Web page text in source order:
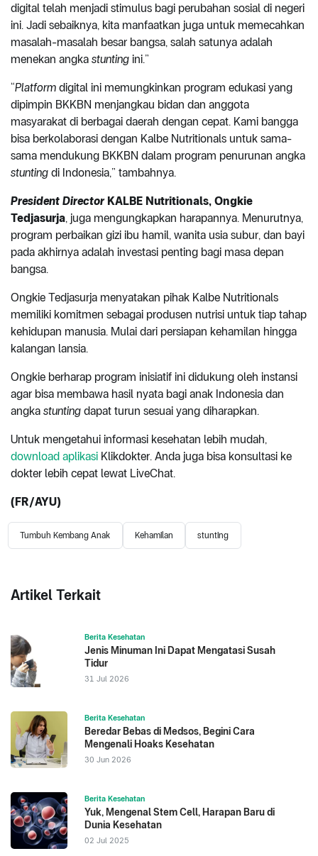
digital telah menjadi stimulus bagi perubahan sosial di negeri
ini. Jadi sebaiknya, kita manfaatkan juga untuk memecahkan
masalah-masalah besar bangsa, salah satunya adalah
menekan angka stunting ini.”
“Platform digital ini memungkinkan program edukasi yang
dipimpin BKKBN menjangkau bidan dan anggota
masyarakat di berbagai daerah dengan cepat. Kami bangga
bisa berkolaborasi dengan Kalbe Nutritionals untuk sama-
sama mendukung BKKBN dalam program penurunan angka
stunting di Indonesia,” tambahnya.
President DirectorKALBE Nutritionals, Ongkie
Tedjasurja, juga mengungkapkan harapannya. Menurutnya,
program perbaikan gizi ibu hamil, wanita usia subur, dan bayi
pada akhirnya adalah investasi penting bagi masa depan
bangsa.
Ongkie Tedjasurja menyatakan pihak Kalbe Nutritionals
memiliki komitmen sebagai produsen nutrisi untuk tiap tahap
kehidupan manusia. Mulai dari persiapan kehamilan hingga
kalangan lansia.
Ongkie berharap program inisiatif ini didukung oleh instansi
agar bisa membawa hasil nyata bagi anak Indonesia dan
angka stunting dapat turun sesuai yang diharapkan.
Untuk mengetahui informasi kesehatan lebih mudah,
download aplikasi Klikdokter. Anda juga bisa konsultasi ke
dokter lebih cepat lewat LiveChat.
(FR/AYU)
Tumbuh Kembang Anak Kehamilan stunting
Artikel Terkait
Berita Kesehatan
Jenis Minuman Ini Dapat Mengatasi Susah
Tidur
31 Jul 2026
Berita Kesehatan
Beredar Bebas di Medsos, Begini Cara
Mengenali Hoaks Kesehatan
30 Jun 2026
Berita Kesehatan
Yuk, Mengenal Stem Cell, Harapan Baru di
Dunia Kesehatan
02 Jul 2025